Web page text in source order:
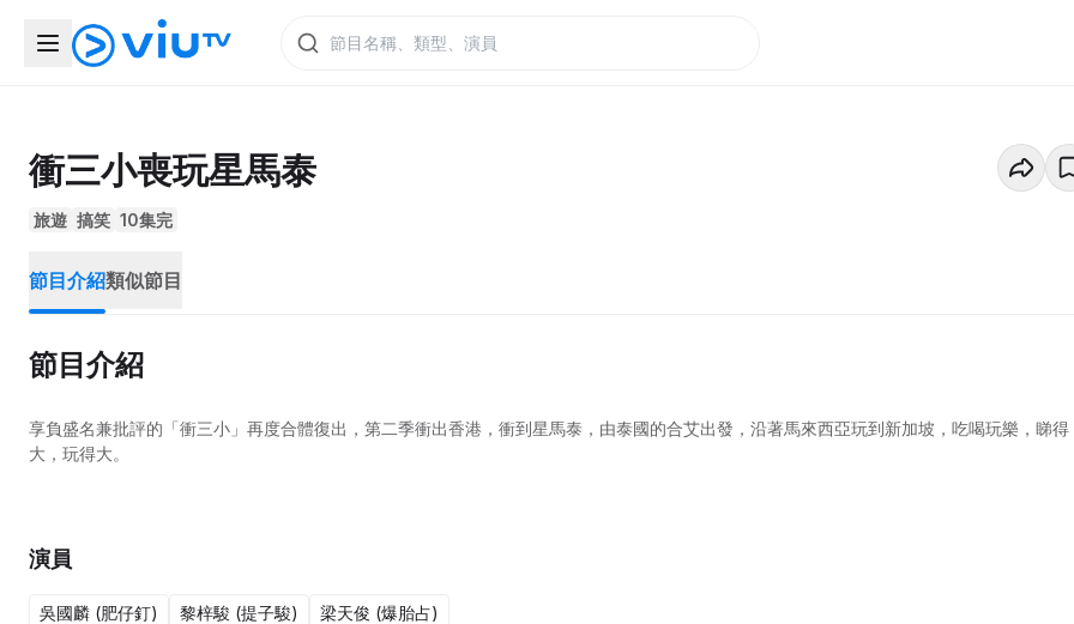
衝三小喪玩星馬泰
旅遊 搞笑 10集完
節目介紹類似節目
節目介紹
享負盛名兼批評的「衝三小」再度合體復出，第二季衝出香港，衝到星馬泰，由泰國的合艾出發，沿著馬來西亞玩到新加坡，吃喝玩樂，睇得
大，玩得大。
演員
吳國麟 (肥仔釘) 黎梓駿 (提子駿) 梁天俊 (爆胎占)